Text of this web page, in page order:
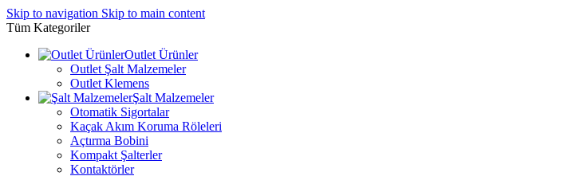
Skip to navigation Skip to main content
Tüm Kategoriler
Outlet Ürünler
Outlet Şalt Malzemeler
Outlet Klemens
Şalt Malzemeler
Otomatik Sigortalar
Kaçak Akım Koruma Röleleri
Açtırma Bobini
Kompakt Şalterler
Kontaktörler